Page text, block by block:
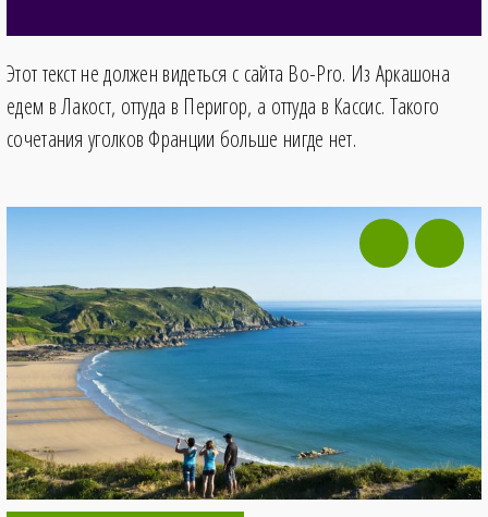
Этот текст не должен видеться с сайта Bo-Pro. Из Аркашона
едем в Лакост, оттуда в Перигор, а оттуда в Кассис. Такого
сочетания уголков Франции больше нигде нет.